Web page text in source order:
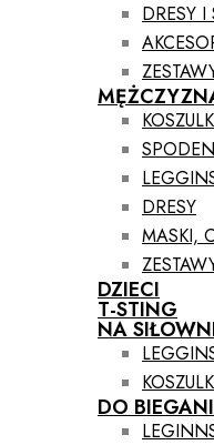
DRESY I
DRESY
MASKI,
DZIECI
T-STING
NA
DO